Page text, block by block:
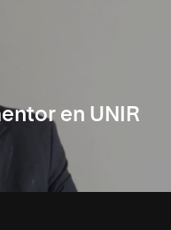
en UNIR